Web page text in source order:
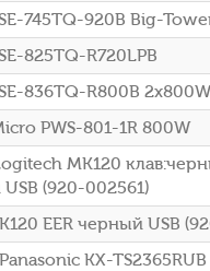
745TQ-920B Big-
825TQ-R720LPB
836TQ-R800B
PWS-801-1R 800W
MK120
(920-002561)
EER черный USB
KX-